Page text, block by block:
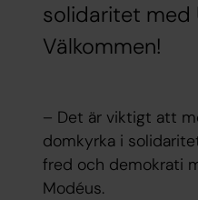
solidaritet med
Välkommen!
– Det är viktigt att
domkyrka i
fred och demokrati
Modéus.